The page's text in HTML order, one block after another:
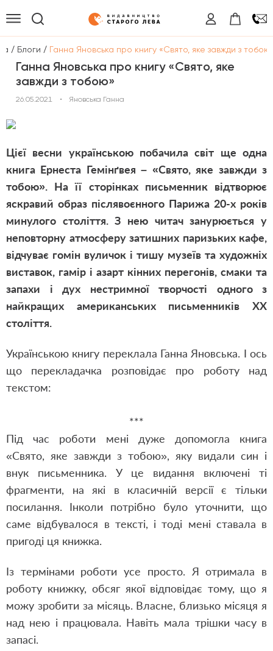
/ Блоги / Ганна Яновська про книгу «Свято, яке завжди з
Ганна Яновська про книгу «Свято, яке
завжди з тобою»
26.05.2021 • Яновська Ганна
Цієї весни українською побачила світ ще одна
книга Ернеста Гемінґвея – «Свято, яке завжди з
тобою». На її сторінках письменник відтворює
яскравий образ післявоєнного Парижа 20-х років
минулого століття. З нею читач занурюється у
неповторну атмосферу затишних паризьких кафе,
відчуває гомін вуличок і тишу музеїв та художніх
виставок, гамір і азарт кінних перегонів, смаки та
запахи і дух нестримної творчості одного з
найкращих американських письменників XX
століття.
Українською книгу переклала Ганна Яновська. І ось
що перекладачка розповідає про роботу над
текстом:
***
Під час роботи мені дуже допомогла книга
«Свято, яке завжди з тобою», яку видали син і
внук письменника. У це видання включені ті
фрагменти, на які в класичній версії є тільки
посилання. Інколи потрібно було уточнити, що
саме відбувалося в тексті, і тоді мені ставала в
пригоді ця книжка.
Із термінами роботи усе просто. Я отримала в
роботу книжку, обсяг якої відповідає тому, що я
можу зробити за місяць. Власне, близько місяця я
над нею і працювала. Навіть мала трішки часу в
запасі.